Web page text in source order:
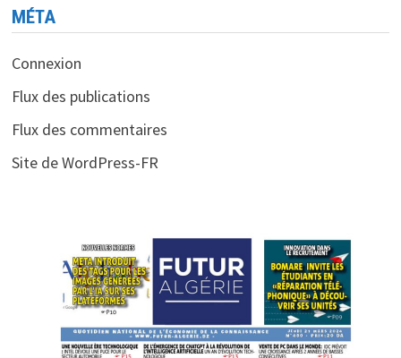
MÉTA
Connexion
Flux des publications
Flux des commentaires
Site de WordPress-FR